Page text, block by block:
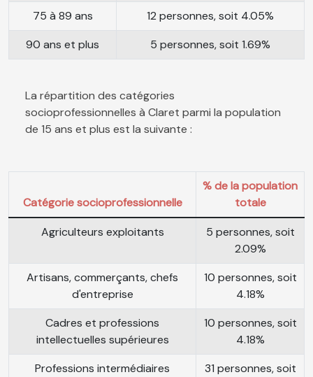
75 à 89 ans
12 personnes, soit 4.05%
90 ans et plus
5 personnes, soit 1.69%
La répartition des catégories
socioprofessionnelles à Claret parmi la population
de 15 ans et plus est la suivante :
Catégorie socioprofessionnelle
% de la population
totale
Agriculteurs exploitants
5 personnes, soit
2.09%
Artisans, commerçants, chefs
d'entreprise
10 personnes, soit
4.18%
Cadres et professions
intellectuelles supérieures
10 personnes, soit
4.18%
Professions intermédiaires
31 personnes, soit